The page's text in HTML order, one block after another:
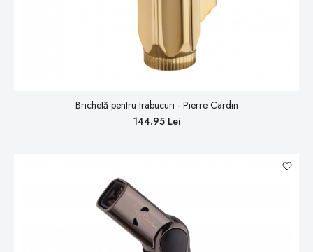
Brichetă pentru trabucuri - Pierre Cardin
144.95 Lei